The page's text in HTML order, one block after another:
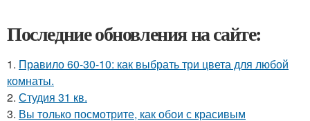
Последние обновления на сайте:
1. Правило 60-30-10: как выбрать три цвета для любой
комнаты.
2. Студия 31 кв.
3. Вы только посмотрите, как обои с красивым